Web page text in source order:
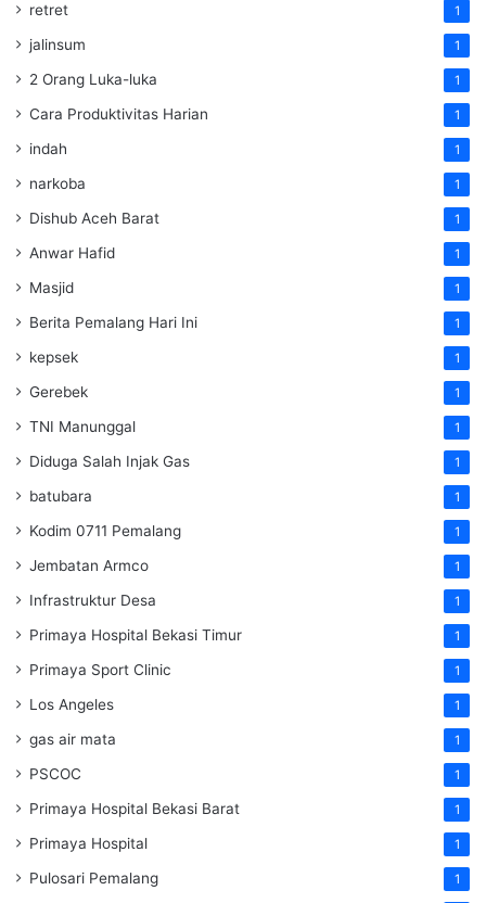
retret 1
jalinsum 1
2 Orang Luka-luka 1
Cara Produktivitas Harian 1
indah 1
narkoba 1
Dishub Aceh Barat 1
Anwar Hafid 1
Masjid 1
Berita Pemalang Hari Ini 1
kepsek 1
Gerebek 1
TNI Manunggal 1
Diduga Salah Injak Gas 1
batubara 1
Kodim 0711 Pemalang 1
Jembatan Armco 1
Infrastruktur Desa 1
Primaya Hospital Bekasi Timur 1
Primaya Sport Clinic 1
Los Angeles 1
gas air mata 1
PSCOC 1
Primaya Hospital Bekasi Barat 1
Primaya Hospital 1
Pulosari Pemalang 1